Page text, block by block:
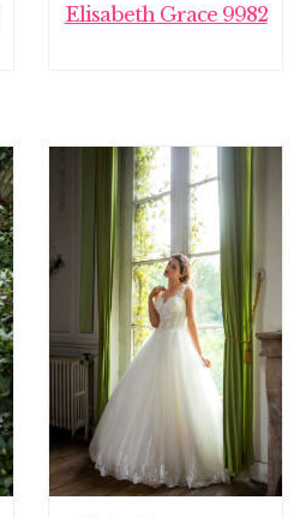
Elisabeth Grace 9982